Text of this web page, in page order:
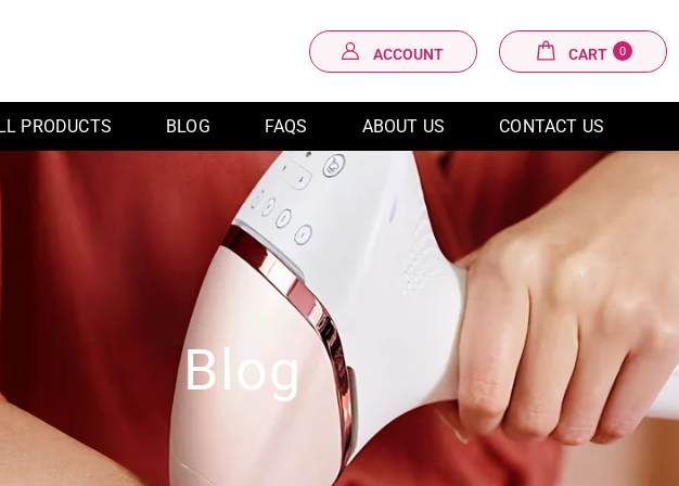
ACCOUNT
LOG IN
CART
CART 0
PRODUCTS BLOG FAQS ABOUT US CONTACT US
Blog